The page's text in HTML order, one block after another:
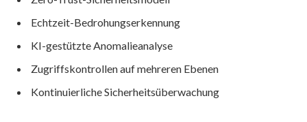
Echtzeit-Bedrohungserkennung
KI-gestützte Anomalieanalyse
Zugriffskontrollen auf mehreren Ebenen
Kontinuierliche Sicherheitsüberwachung